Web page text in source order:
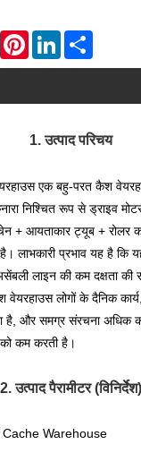
WhatsAppPinterestLinkedIn
1. उत्पाद परिचय
वेयरहाउस एक बहु-परत कैश
निश्चित रूप से ड्राइव
+ आयताकार ट्यूब + रोलर
लाभकारी प्रभाव यह है कि
लाइन की कम दक्षता की
वेयरहाउस लोगों के दैनिक
है, और समग्र संरचना अधिक
कम करती है।
2. उत्पाद पैरामीटर (विनिर्देश)
Warehouse